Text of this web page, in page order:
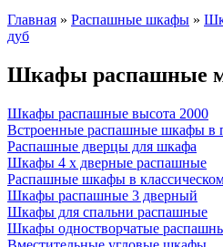
Главная » Распашные шкафы »
дуб
Шкафы распашные
Шкафы распашные высота 2000
Встроенные распашные шкафы в
Распашные дверцы для шкафа
Шкафы 4 х дверные распашные
Распашные шкафы в
Шкафы распашные 3 дверный
Шкафы для спальни распашные
Шкафы одностворчатые